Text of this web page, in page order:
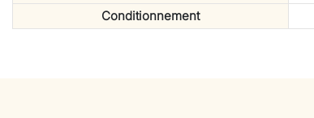
Conditionnement